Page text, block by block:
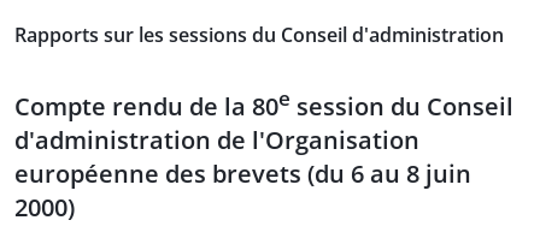
Rapports sur les sessions du Conseil d'administration
Compte rendu de la 80e session du Conseil
d'administration de l'Organisation
européenne des brevets (du 6 au 8 juin
2000)